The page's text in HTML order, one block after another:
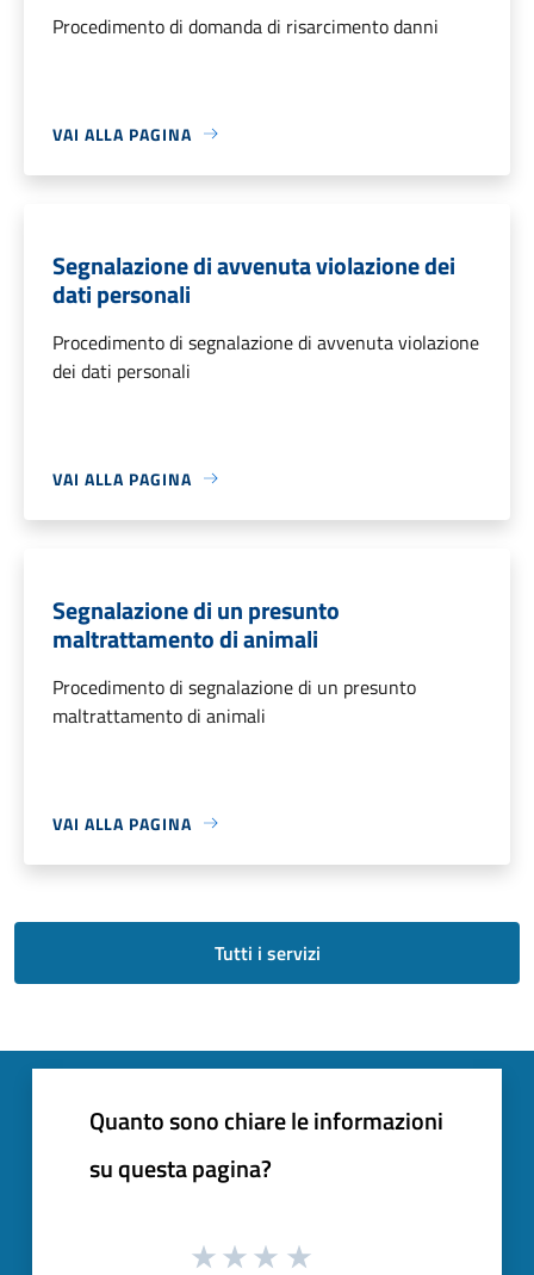
Procedimento di domanda di risarcimento danni
VAI ALLA PAGINA
Segnalazione di avvenuta violazione dei
dati personali
Procedimento di segnalazione di avvenuta violazione
dei dati personali
VAI ALLA PAGINA
Segnalazione di un presunto
maltrattamento di animali
Procedimento di segnalazione di un presunto
maltrattamento di animali
VAI ALLA PAGINA
Tutti i servizi
Quanto sono chiare le informazioni
su questa pagina?